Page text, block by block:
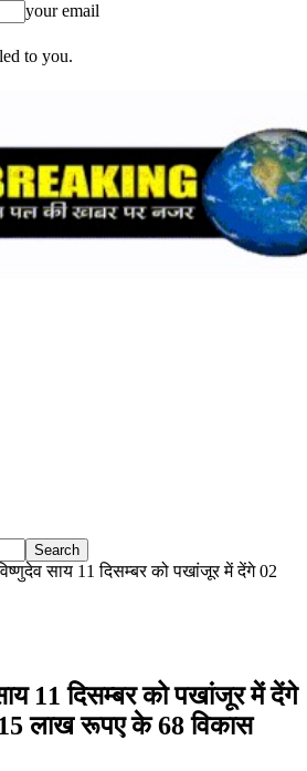
your email
to you.
साय 11 दिसम्बर को पखांजूर में देंगे 02
11 दिसम्बर को पखांजूर में देंगे
लाख रूपए के 68 विकास